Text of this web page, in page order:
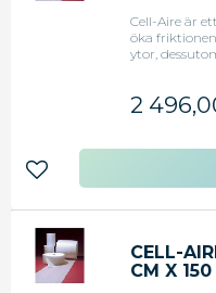
Cell-Aire är
öka
ytor,
2
Lägg till i favoriter
CELL-
CM X